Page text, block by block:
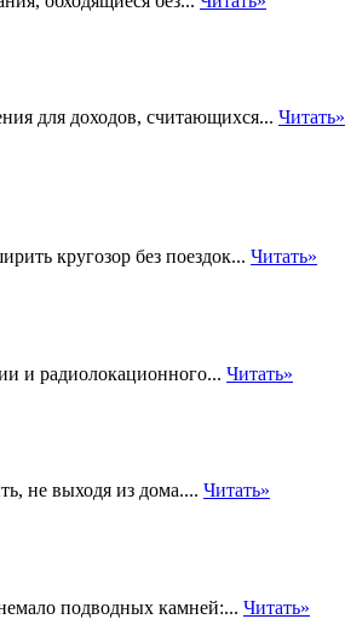
для доходов, считающихся... Читать»
кругозор без поездок... Читать»
и радиолокационного... Читать»
не выходя из дома.... Читать»
подводных камней:... Читать»